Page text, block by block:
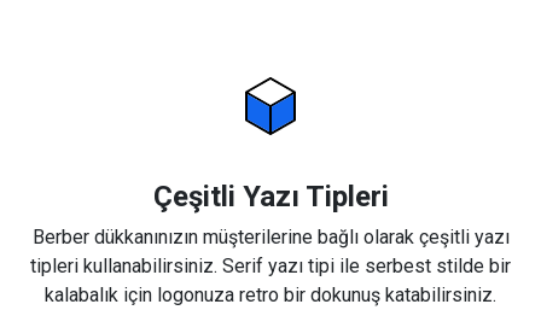
Çeşitli Yazı Tipleri
Berber dükkanınızın müşterilerine bağlı olarak çeşitli yazı
tipleri kullanabilirsiniz. Serif yazı tipi ile serbest stilde bir
kalabalık için logonuza retro bir dokunuş katabilirsiniz.